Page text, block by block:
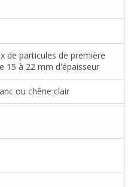
de particules de première
15 à 22 mm d'épaisseur
ou chêne clair